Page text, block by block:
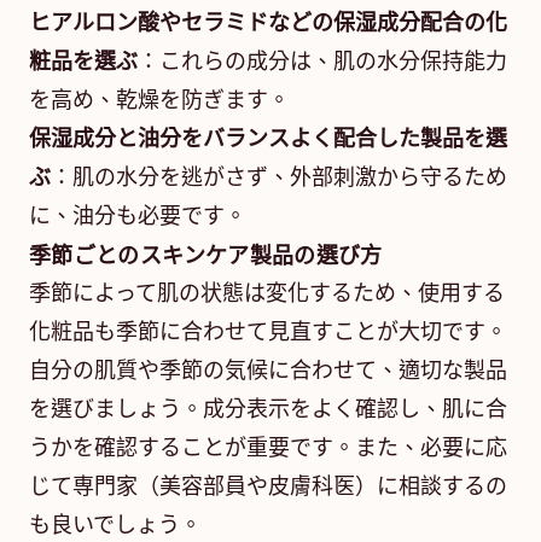
ヒアルロン酸やセラミドなどの保湿成分配合の化
粧品を選ぶ ：これらの成分は、肌の水分保持能力
を高め、乾燥を防ぎます。
保湿成分と油分をバランスよく配合した製品を選
ぶ ：肌の水分を逃がさず、外部刺激から守るため
に、油分も必要です。
季節ごとのスキンケア製品の選び方
季節によって肌の状態は変化するため、使用する
化粧品も季節に合わせて見直すことが大切です。
自分の肌質や季節の気候に合わせて、適切な製品
を選びましょう。成分表示をよく確認し、肌に合
うかを確認することが重要です。また、必要に応
じて専門家（美容部員や皮膚科医）に相談するの
も良いでしょう。